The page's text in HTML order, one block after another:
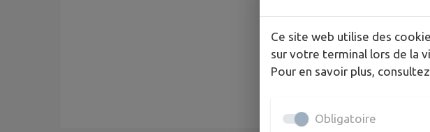
Ce site web utilise des
sur votre terminal lors de la
Pour en savoir plus,
Obligatoire